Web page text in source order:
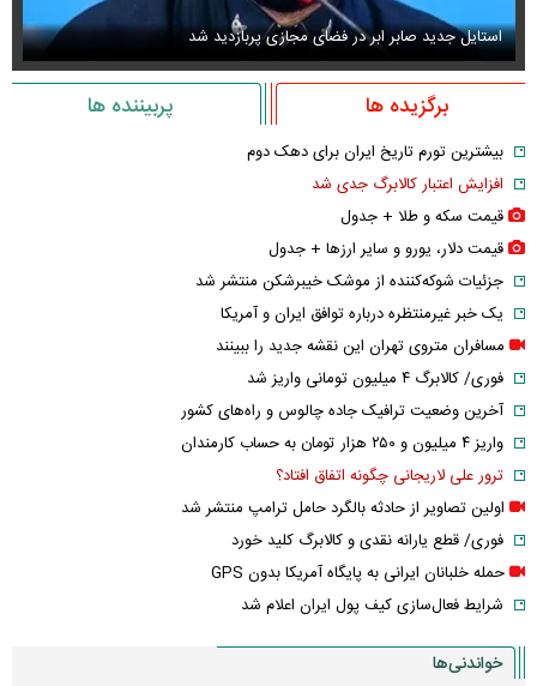
عکس دیده‌نشده ظل‌السلطنه نوه ناصرالدین شاه در لباس دامادی
برگزیده ها پربیننده ها
بیشترین تورم تاریخ ایران برای دهک دوم
افزایش اعتبار کالابرگ جدی شد
قیمت سکه و طلا + جدول
قیمت دلار، یورو و سایر ارز‌ها + جدول
جزئیات شوکه‌کننده از موشک خیبرشکن منتشر شد
یک خبر غیرمنتظره درباره توافق ایران و آمریکا
مسافران متروی تهران این نقشه جدید را ببینند
فوری/ کالابرگ ۴ میلیون تومانی واریز شد
آخرین وضعیت ترافیک جاده چالوس و راه‌های کشور
واریز ۴ میلیون و ۲۵۰ هزار تومان به حساب کارمندان
ترور علی لاریجانی چگونه اتفاق افتاد؟
اولین تصاویر از حادثه بالگرد حامل ترامپ منتشر شد
فوری/ قطع یارانه نقدی و کالابرگ کلید خورد
حمله خلبانان ایرانی به پایگاه آمریکا بدون GPS
شرایط فعال‌سازی کیف پول ایران اعلام شد
خواندنی‌ها